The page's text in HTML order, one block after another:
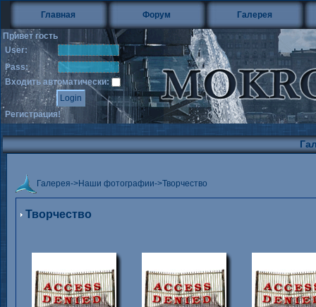
Главная Форум Галерея
Привет гость
User:
Pass:
Входить автоматически:
Регистрация!
Галерея->Наши фотографии->Творчество
Творчество